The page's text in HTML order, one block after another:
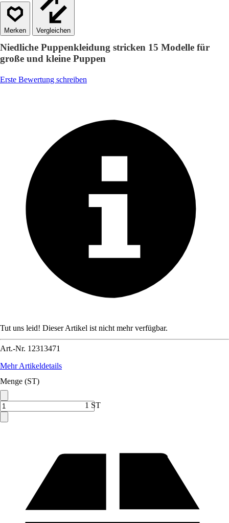
Vergleichen
Niedliche Puppenkleidung stricken 15 Modelle für
große und kleine Puppen
Erste Bewertung schreiben
Tut uns leid! Dieser Artikel ist nicht mehr verfügbar.
Art.-Nr. 12313471
Mehr Artikeldetails
Menge (ST)
1 ST